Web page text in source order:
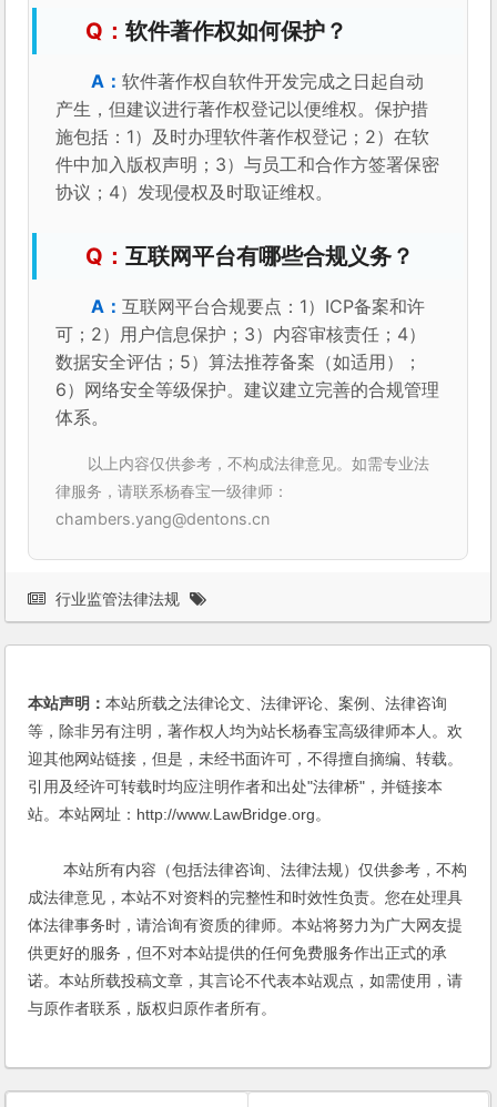
软件著作权如何保护？
软件著作权自软件开发完成之日起自动
产生，但建议进行著作权登记以便维权。保护措
施包括：1）及时办理软件著作权登记；2）在软
件中加入版权声明；3）与员工和合作方签署保密
协议；4）发现侵权及时取证维权。
互联网平台有哪些合规义务？
互联网平台合规要点：1）ICP备案和许
可；2）用户信息保护；3）内容审核责任；4）
数据安全评估；5）算法推荐备案（如适用）；
6）网络安全等级保护。建议建立完善的合规管理
体系。
以上内容仅供参考，不构成法律意见。如需专业法
律服务，请联系杨春宝一级律师：
chambers.yang@dentons.cn
行业监管法律法规
本站声明：本站所载之法律论文、法律评论、案例、法律咨询
等，除非另有注明，著作权人均为站长杨春宝高级律师本人。欢
迎其他网站链接，但是，未经书面许可，不得擅自摘编、转载。
引用及经许可转载时均应注明作者和出处"法律桥"，并链接本
站。本站网址：http://www.LawBridge.org。
本站所有内容（包括法律咨询、法律法规）仅供参考，不构
成法律意见，本站不对资料的完整性和时效性负责。您在处理具
体法律事务时，请洽询有资质的律师。本站将努力为广大网友提
供更好的服务，但不对本站提供的任何免费服务作出正式的承
诺。本站所载投稿文章，其言论不代表本站观点，如需使用，请
与原作者联系，版权归原作者所有。